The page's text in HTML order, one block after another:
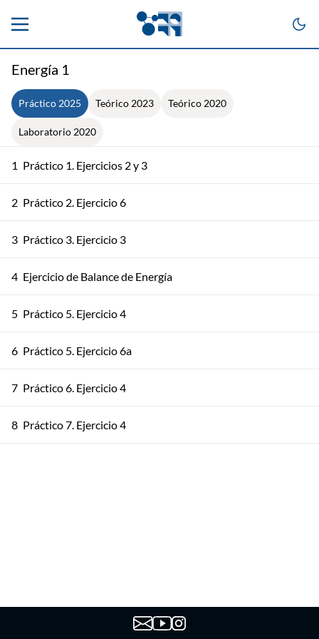
Energía 1
Práctico 2025 Teórico 2023 Teórico 2020
Laboratorio 2020
1 Práctico 1. Ejercicios 2 y 3
2 Práctico 2. Ejercicio 6
3 Práctico 3. Ejercicio 3
4 Ejercicio de Balance de Energía
5 Práctico 5. Ejercicio 4
6 Práctico 5. Ejercicio 6a
7 Práctico 6. Ejercicio 4
8 Práctico 7. Ejercicio 4